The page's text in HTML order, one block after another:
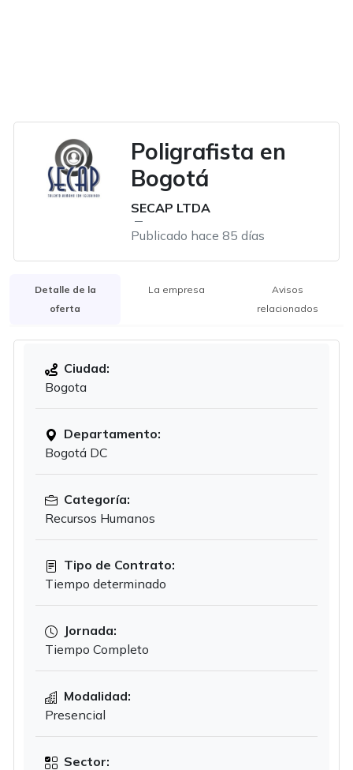
Poligrafista en
Bogotá
SECAP LTDA
Publicado hace 85 días
Detalle de la
oferta
La empresa
Avisos
relacionados
Ciudad:
Bogota
Departamento:
Bogotá DC
Categoría:
Recursos Humanos
Tipo de Contrato:
Tiempo determinado
Jornada:
Tiempo Completo
Modalidad:
Presencial
Sector: